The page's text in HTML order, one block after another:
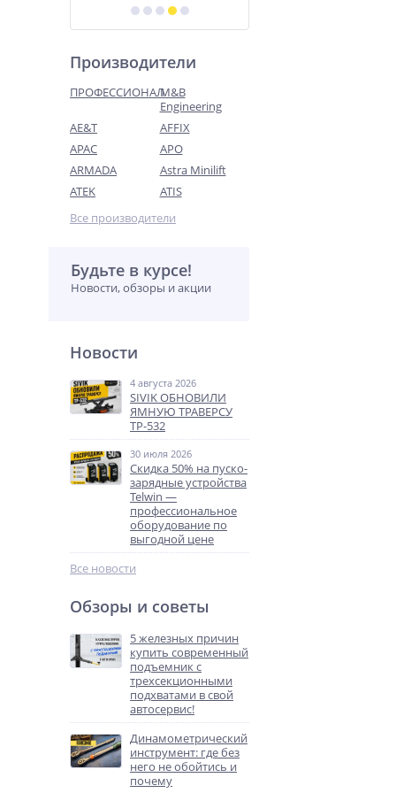
Производители
ПРОФЕССИОНАЛM&B
Engineering
AE&T
AFFIX
APAC
APO
ARMADA
Astra Minilift
ATEK
ATIS
Все производители
Будьте в курсе!
Новости, обзоры и акции
Новости
4 августа 2026
SIVIK ОБНОВИЛИ
ЯМНУЮ ТРАВЕРСУ
ТР-532
30 июля 2026
Скидка 50% на пуско-
зарядные устройства
Telwin —
профессиональное
оборудование по
выгодной цене
Все новости
Обзоры и советы
5 железных причин
купить современный
подъемник с
трехсекционными
подхватами в свой
автосервис!
Динамометрический
инструмент: где без
него не обойтись и
почему